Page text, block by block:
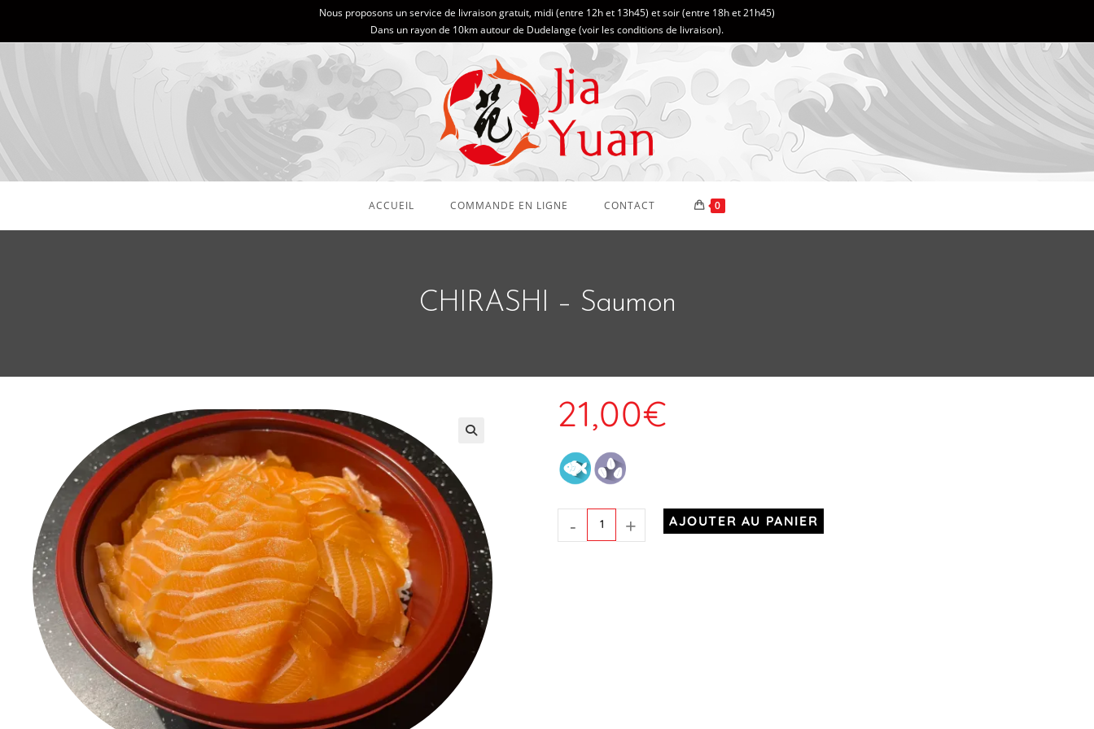
Nous proposons un service de livraison gratuit, midi (entre 12h et 13h45) et soir (entre 18h et 21h45)
Dans un rayon de 10km autour de Dudelange (voir les conditions de livraison).
ACCUEIL COMMANDE EN LIGNE CONTACT 0
CHIRASHI – Saumon
21,00€
- + AJOUTER AU PANIER